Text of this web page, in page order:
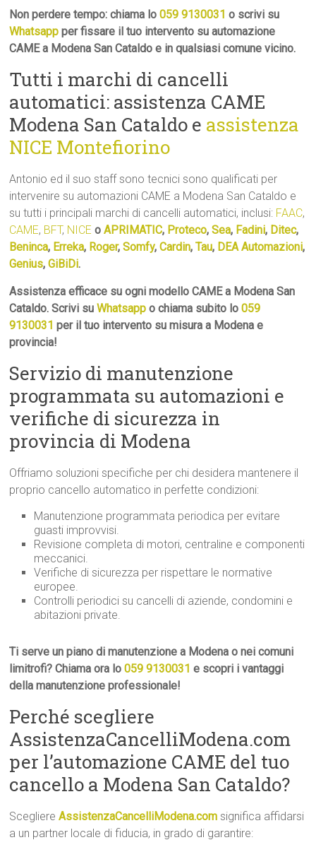
Non perdere tempo: chiama lo059 9130031 o scrivi su
Whatsapp per fissare il tuo intervento su automazione
CAME a Modena San Cataldo e in qualsiasi comune vicino.
Tutti i marchi di cancelli
automatici: assistenza CAME
Modena San Cataldo e assistenza
NICE Montefiorino
Antonio ed il suo staff sono tecnici sono qualificati per
intervenire su automazioni CAME a Modena San Cataldo e
su tutti i principali marchi di cancelli automatici, inclusi: FAAC,
CAME, BFT, NICE oAPRIMATIC, Proteco,Sea, Fadini, Ditec,
Beninca, Erreka, Roger,Somfy,Cardin,Tau, DEA Automazioni,
Genius,GiBiDi.
Assistenza efficace su ogni modello CAME a Modena San
Cataldo. Scrivi suWhatsapp o chiama subito lo059
9130031 per il tuo intervento su misura a Modena e
provincia!
Servizio di manutenzione
programmata su automazioni e
verifiche di sicurezza in
provincia di Modena
Offriamo soluzioni specifiche per chi desidera mantenere il
proprio cancello automatico in perfette condizioni:
Manutenzione programmata periodica per evitare
guasti improvvisi.
Revisione completa di motori, centraline e componenti
meccanici.
Verifiche di sicurezza per rispettare le normative
europee.
Controlli periodici su cancelli di aziende, condomini e
abitazioni private.
Ti serve un piano di manutenzione a Modena o nei comuni
limitrofi? Chiama ora lo059 9130031 e scopri i vantaggi
della manutenzione professionale!
Perché scegliere
AssistenzaCancelliModena.com
per l’automazione CAME del tuo
cancello a Modena San Cataldo?
ScegliereAssistenzaCancelliModena.com significa affidarsi
a un partner locale di fiducia, in grado di garantire: